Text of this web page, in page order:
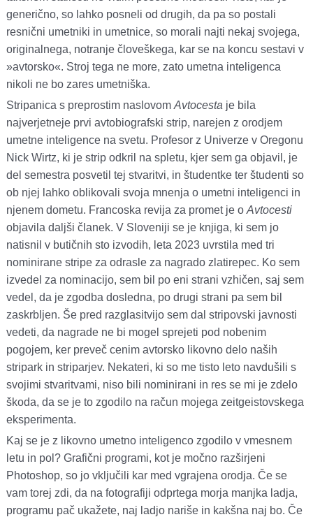
generično, so lahko posneli od drugih, da pa so postali
resnični umetniki in umetnice, so morali najti nekaj svojega,
originalnega, notranje človeškega, kar se na koncu sestavi v
»avtorsko«. Stroj tega ne more, zato umetna inteligenca
nikoli ne bo zares umetniška.
Stripanica s preprostim naslovom Avtocesta je bila
najverjetneje prvi avtobiografski strip, narejen z orodjem
umetne inteligence na svetu. Profesor z Univerze v Oregonu
Nick Wirtz, ki je strip odkril na spletu, kjer sem ga objavil, je
del semestra posvetil tej stvaritvi, in študentke ter študenti so
ob njej lahko oblikovali svoja mnenja o umetni inteligenci in
njenem dometu. Francoska revija za promet je o Avtocesti
objavila daljši članek. V Sloveniji se je knjiga, ki sem jo
natisnil v butičnih sto izvodih, leta 2023 uvrstila med tri
nominirane stripe za odrasle za nagrado zlatirepec. Ko sem
izvedel za nominacijo, sem bil po eni strani vzhičen, saj sem
vedel, da je zgodba dosledna, po drugi strani pa sem bil
zaskrbljen. Še pred razglasitvijo sem dal stripovski javnosti
vedeti, da nagrade ne bi mogel sprejeti pod nobenim
pogojem, ker preveč cenim avtorsko likovno delo naših
stripark in striparjev. Nekateri, ki so me tisto leto navdušili s
svojimi stvaritvami, niso bili nominirani in res se mi je zdelo
škoda, da se je to zgodilo na račun mojega zeitgeistovskega
eksperimenta.
Kaj se je z likovno umetno inteligenco zgodilo v vmesnem
letu in pol? Grafični programi, kot je močno razširjeni
Photoshop, so jo vključili kar med vgrajena orodja. Če se
vam torej zdi, da na fotografiji odprtega morja manjka ladja,
programu pač ukažete, naj ladjo nariše in kakšna naj bo. Če